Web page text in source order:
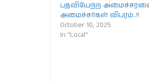
பதவியேற்ற
அமைச்சர்கள் விபரம்..!!
October 10, 2025
In "Local"